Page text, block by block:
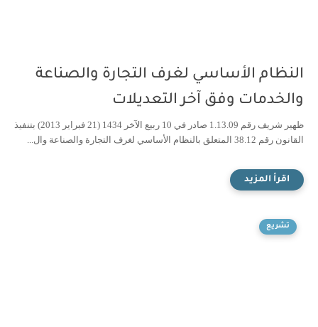
النظام الأساسي لغرف التجارة والصناعة
والخدمات وفق آخر التعديلات
ظهير شريف رقم 1.13.09 صادر في 10 ربيع الآخر 1434 (21 فبراير 2013) بتنفيذ
القانون رقم 38.12 المتعلق بالنظام الأساسي لغرف التجارة والصناعة وال...
تشريع